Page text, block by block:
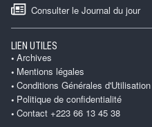
Consulter le Journal du jour
LIEN UTILES
Archives
Mentions légales
Conditions Générales d'Utilisation
Politique de confidentialité
Contact +223 66 13 45 38